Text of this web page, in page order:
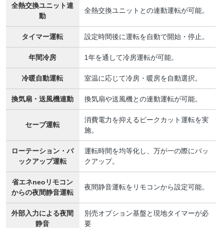
全熱交換ユニット連
動
全熱交換ユニットとの連動運転が可能。
タイマー運転 設定時間後に運転を自動で開始・停止。
年間冷房 1年を通して冷房運転が可能。
冷暖自動運転 室温に応じて冷房・暖房を自動選択。
換気扇・送風機連動 換気扇や送風機との連動運転が可能。
セーブ運転
消費電力を抑えるピークカット運転を実
施。
ローテーション・バ
ックアップ運転
運転時間を均等化し、万が一の際にバッ
クアップ。
省エネneoリモコン
からの夜間静音運転
夜間静音運転をリモコンから設定可能。
外部入力による夜間
静音
別売オプション基盤と現地タイマーが必
要